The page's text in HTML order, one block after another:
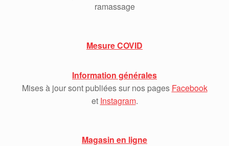
ramassage
Mesure COVID
Information générales
Mises à jour sont publiées sur nos pages Facebook
et Instagram.
Magasin en ligne